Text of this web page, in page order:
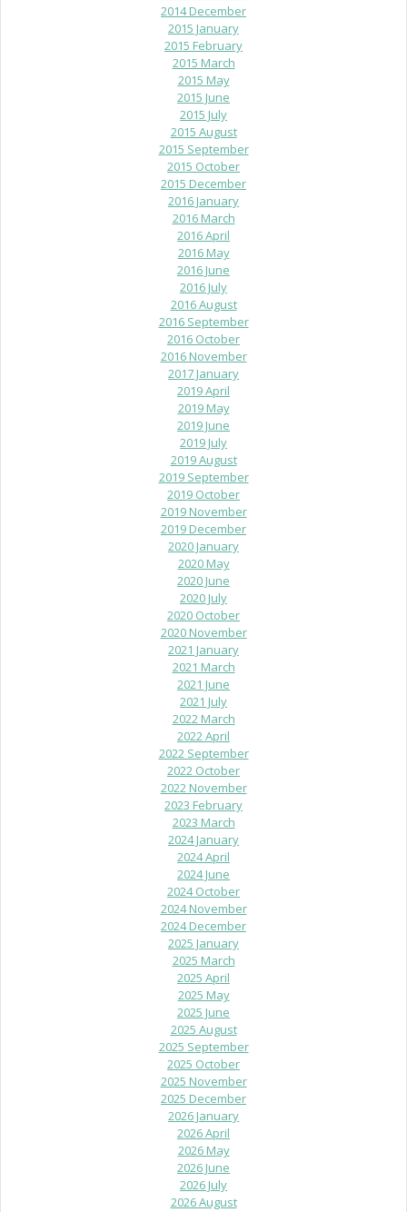
2014 December
2015 January
2015 February
2015 March
2015 May
2015 June
2015 July
2015 August
2015 September
2015 October
2015 December
2016 January
2016 March
2016 April
2016 May
2016 June
2016 July
2016 August
2016 September
2016 October
2016 November
2017 January
2019 April
2019 May
2019 June
2019 July
2019 August
2019 September
2019 October
2019 November
2019 December
2020 January
2020 May
2020 June
2020 July
2020 October
2020 November
2021 January
2021 March
2021 June
2021 July
2022 March
2022 April
2022 September
2022 October
2022 November
2023 February
2023 March
2024 January
2024 April
2024 June
2024 October
2024 November
2024 December
2025 January
2025 March
2025 April
2025 May
2025 June
2025 August
2025 September
2025 October
2025 November
2025 December
2026 January
2026 April
2026 May
2026 June
2026 July
2026 August